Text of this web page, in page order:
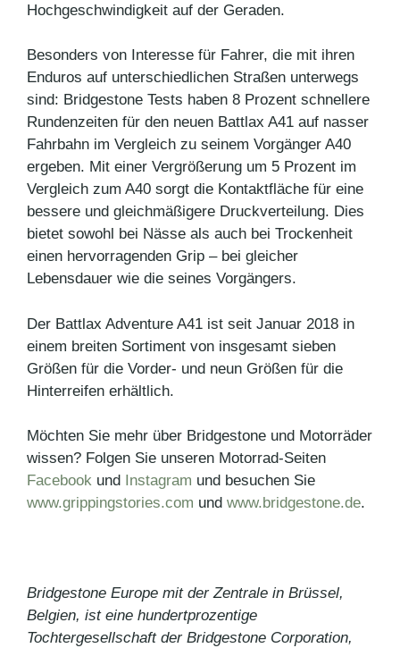
Hochgeschwindigkeit auf der Geraden.
Besonders von Interesse für Fahrer, die mit ihren
Enduros auf unterschiedlichen Straßen unterwegs
sind: Bridgestone Tests haben 8 Prozent schnellere
Rundenzeiten für den neuen Battlax A41 auf nasser
Fahrbahn im Vergleich zu seinem Vorgänger A40
ergeben. Mit einer Vergrößerung um 5 Prozent im
Vergleich zum A40 sorgt die Kontaktfläche für eine
bessere und gleichmäßigere Druckverteilung. Dies
bietet sowohl bei Nässe als auch bei Trockenheit
einen hervorragenden Grip – bei gleicher
Lebensdauer wie die seines Vorgängers.
Der Battlax Adventure A41 ist seit Januar 2018 in
einem breiten Sortiment von insgesamt sieben
Größen für die Vorder- und neun Größen für die
Hinterreifen erhältlich.
Möchten Sie mehr über Bridgestone und Motorräder
wissen? Folgen Sie unseren Motorrad-Seiten
Facebook und Instagram und besuchen Sie
www.grippingstories.com und www.bridgestone.de.
Bridgestone Europe mit der Zentrale in Brüssel,
Belgien, ist eine hundertprozentige
Tochtergesellschaft der Bridgestone Corporation,